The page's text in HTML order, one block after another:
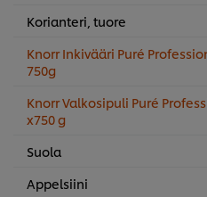
Korianteri, tuore
Knorr Inkivääri Puré
750g
Knorr Valkosipuli Puré
x750 g
Suola
Appelsiini